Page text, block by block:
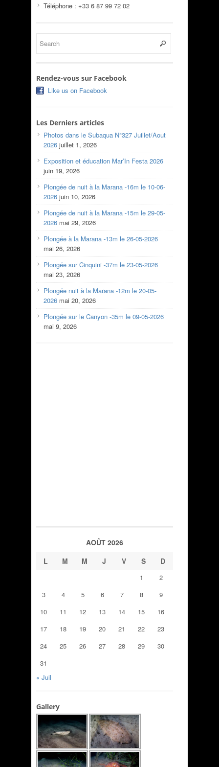
Téléphone : +33 6 87 99 72 02
Rendez-vous sur Facebook
Like us on Facebook
Les Derniers articles
Photos dans le Subaqua N°327 Juillet/Aout
2026 juillet 1, 2026
Exposition et éducation Mar’In Festa 2026
juin 19, 2026
Plongée de nuit à la Marana -16m le 10-06-
2026 juin 10, 2026
Plongée de nuit à la Marana -15m le 29-05-
2026 mai 29, 2026
Plongée à la Marana -13m le 26-05-2026
mai 26, 2026
Plongée sur Cinquini -37m le 23-05-2026
mai 23, 2026
Plongée nuit à la Marana -12m le 20-05-
2026 mai 20, 2026
Plongée sur le Canyon -35m le 09-05-2026
mai 9, 2026
AOÛT 2026
L
M M J V S D
1
2
3
4 5 6 7 8
9
10
11 12 13 14 15
16
17
18 19 20 21 22
23
24
25 26 27 28 29
30
31
« Juil
Gallery